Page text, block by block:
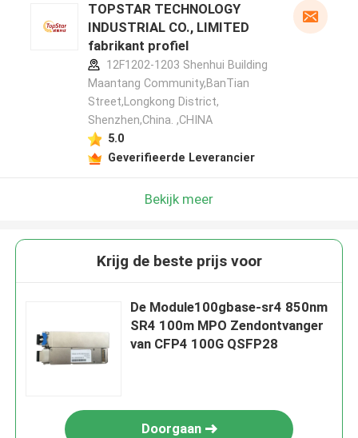
TOPSTAR TECHNOLOGY
INDUSTRIAL CO., LIMITED
fabrikant profiel
12F1202-1203 Shenhui Building
Maantang Community,BanTian
Street,Longkong District,
Shenzhen,China. ,CHINA
5.0
Geverifieerde Leverancier
Bekijk meer
Krijg de beste prijs voor
De Module100gbase-sr4 850nm
SR4 100m MPO Zendontvanger
van CFP4 100G QSFP28
Doorgaan